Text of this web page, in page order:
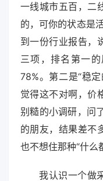
一线城市五百，二
的，可你的状态是
到一份行业报告，
三项，排名第一
78%。第二是“稳
觉得这不对啊，价
别糙的小调研，问
的朋友，结果差不
也不想住那种“什么
我认识一个做